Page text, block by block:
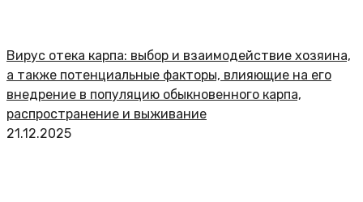
Вирус отека карпа: выбор и взаимодействие хозяина,
а также потенциальные факторы, влияющие на его
внедрение в популяцию обыкновенного карпа,
распространение и выживание
21.12.2025